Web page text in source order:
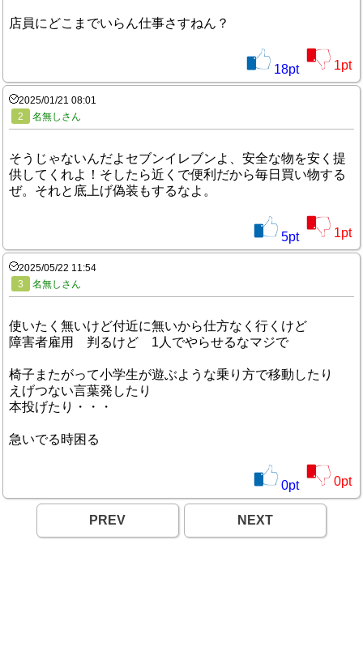
店員にどこまでいらん仕事さすねん？
18pt 1pt
2025/01/21 08:01
2
名無しさん
そうじゃないんだよセブンイレブンよ、安全な物を安く提
供してくれよ！そしたら近くで便利だから毎日買い物する
ぜ。それと底上げ偽装もするなよ。
5pt 1pt
2025/05/22 11:54
3
名無しさん
使いたく無いけど付近に無いから仕方なく行くけど
障害者雇用 判るけど 1人でやらせるなマジで
椅子またがって小学生が遊ぶような乗り方で移動したり
えげつない言葉発したり
本投げたり・・・
急いでる時困る
0pt 0pt
PREV NEXT